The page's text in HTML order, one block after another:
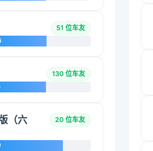
51 位车友
130 位车友
（六
20 位车友